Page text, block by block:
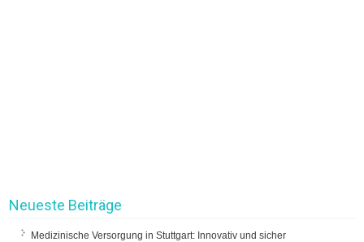
Neueste Beiträge
Medizinische Versorgung in Stuttgart: Innovativ und sicher